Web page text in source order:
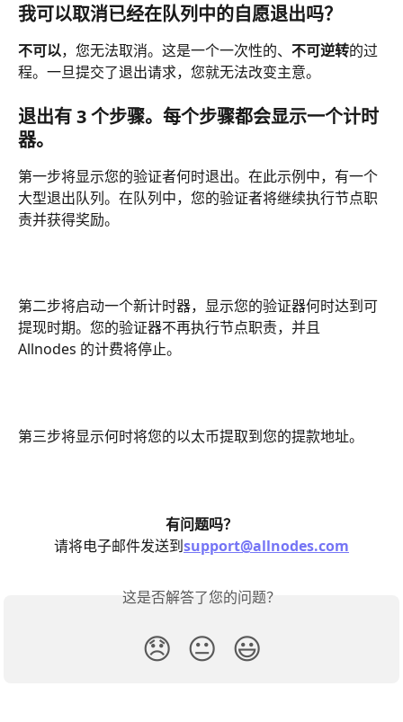
我可以取消已经在队列中的自愿退出吗？
不可以，您无法取消。这是一个一次性的、 不可逆转的过
程。一旦提交了退出请求，您就无法改变主意。
退出有 3 个步骤。每个步骤都会显示一个计时
器。
第一步将显示您的验证者何时退出。在此示例中，有一个
大型退出队列。在队列中，您的验证者将继续执行节点职
责并获得奖励。
第二步将启动一个新计时器，显示您的验证器何时达到可
提现时期。您的验证器不再执行节点职责，并且
Allnodes 的计费将停止。
第三步将显示何时将您的以太币提取到您的提款地址。
有问题吗？
请将电子邮件发送到support@allnodes.com
这是否解答了您的问题？
😞 😐 😃